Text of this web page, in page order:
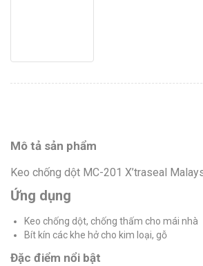
Mô tả sản phẩm
Keo chống dột MC-201 X’traseal
Ứng dụng
Keo chống dột, chống thấm cho mái nhà
Bít kín các khe hở cho kim loại, gỗ
Đặc điểm nổi bật